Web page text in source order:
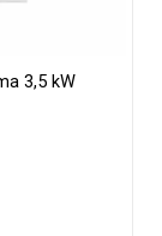
3,5 kW